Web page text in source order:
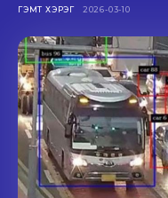
ГЭМТ ХЭРЭГ 2026-03-10